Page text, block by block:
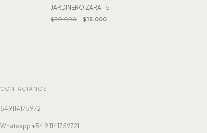
JARDINERO ZARA T5
$30.000 $15.000
CONTACTÁNOS
5491141759721
Whatsapp +54 9 1141759721